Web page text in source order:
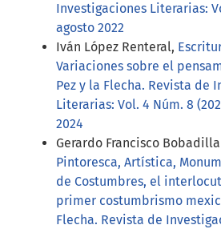
Investigaciones Literarias:
agosto 2022
Iván López Renteral,
Variaciones sobre el
Pez y la Flecha. Revista de
Literarias: Vol. 4 Núm. 8
2024
Gerardo Francisco
Pintoresca, Artística,
de Costumbres, el
primer costumbrismo
Flecha. Revista de